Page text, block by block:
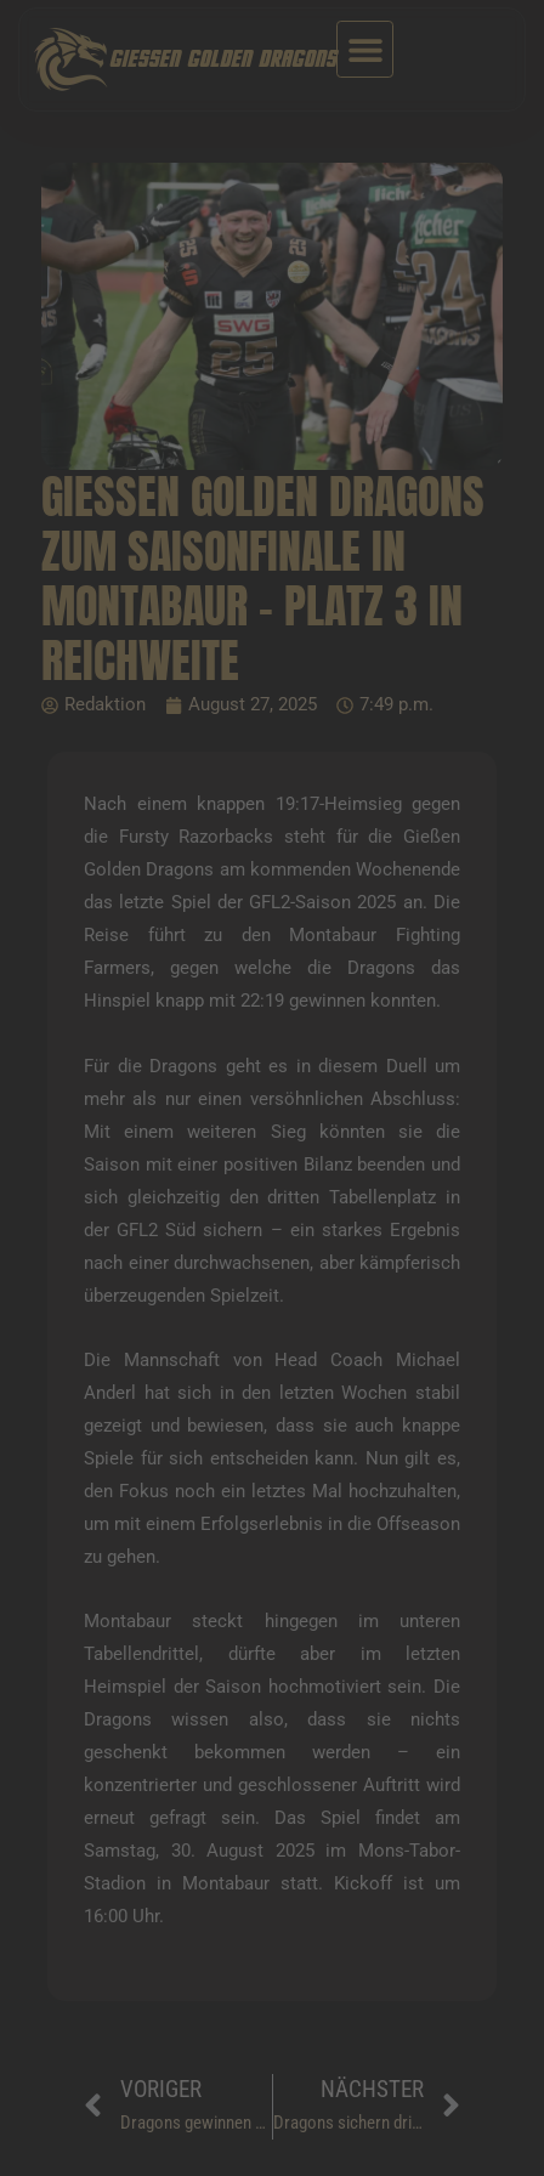
Inhalt
springen
GIESSEN GOLDEN DRAGONS
GIESSEN GOLDEN DRAGONS Z
UM SAISONFINALE IN M
ONTABAUR – PLATZ 3 IN R
EICHWEITE
Redaktion August 27, 2025 7:49 p.m.
Nach einem knappen 19:17-Heimsieg gegen
die Fursty Razorbacks steht für die Gießen
Golden Dragons am kommenden Wochenende
das letzte Spiel der GFL2-Saison 2025 an. Die
Reise führt zu den Montabaur Fighting
Farmers, gegen welche die Dragons das
Hinspiel knapp mit 22:19 gewinnen konnten.
Für die Dragons geht es in diesem Duell um
mehr als nur einen versöhnlichen Abschluss:
Mit einem weiteren Sieg könnten sie die
Saison mit einer positiven Bilanz beenden und
sich gleichzeitig den dritten Tabellenplatz in
der GFL2 Süd sichern – ein starkes Ergebnis
nach einer durchwachsenen, aber kämpferisch
überzeugenden Spielzeit.
Die Mannschaft von Head Coach Michael
Anderl hat sich in den letzten Wochen stabil
gezeigt und bewiesen, dass sie auch knappe
Spiele für sich entscheiden kann. Nun gilt es,
den Fokus noch ein letztes Mal hochzuhalten,
um mit einem Erfolgserlebnis in die Offseason
zu gehen.
Montabaur steckt hingegen im unteren
Tabellendrittel, dürfte aber im letzten
Heimspiel der Saison hochmotiviert sein. Die
Dragons wissen also, dass sie nichts
geschenkt bekommen werden – ein
konzentrierter und geschlossener Auftritt wird
erneut gefragt sein. Das Spiel findet am
Samstag, 30. August 2025 im Mons-Tabor-
Stadion in Montabaur statt. Kickoff ist um
16:00 Uhr.
Prev
VORIGER
Dragons gewinnen gegen die razorbacks
NÄCHSTER
Dragons sichern dritten Platz mit Last-Minute-Sieg in Montabaur